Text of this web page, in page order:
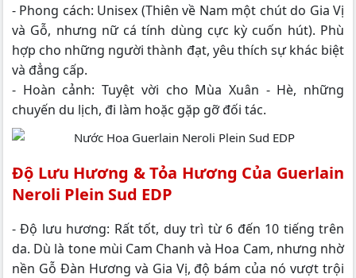
- Phong cách: Unisex (Thiên về Nam một chút do Gia Vị
và Gỗ, nhưng nữ cá tính dùng cực kỳ cuốn hút). Phù
hợp cho những người thành đạt, yêu thích sự khác biệt
và đẳng cấp.
- Hoàn cảnh: Tuyệt vời cho Mùa Xuân - Hè, những
chuyến du lịch, đi làm hoặc gặp gỡ đối tác.
Độ Lưu Hương & Tỏa Hương Của Guerlain
Neroli Plein Sud EDP
- Độ lưu hương: Rất tốt, duy trì từ 6 đến 10 tiếng trên
da. Dù là tone mùi Cam Chanh và Hoa Cam, nhưng nhờ
nền Gỗ Đàn Hương và Gia Vị, độ bám của nó vượt trội